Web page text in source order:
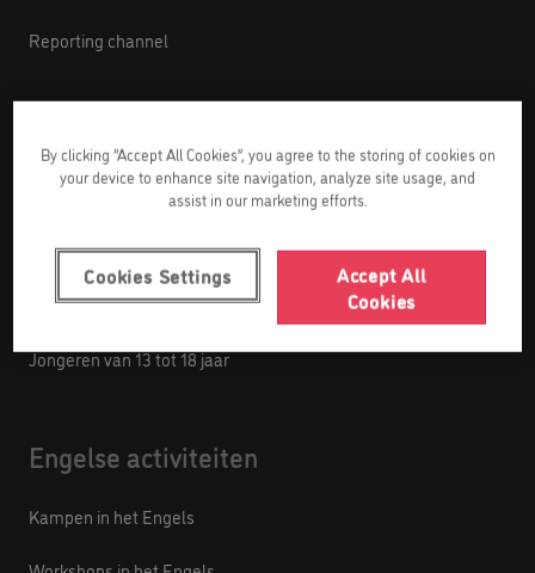
Reporting channel
Baby’s van 1 tot 2 jaar
Kinderen van 3 tot 8 jaar
Kinderen van 9 tot 12 jaar
Jongeren van 13 tot 18 jaar
Engelse activiteiten
Kampen in het Engels
By clicking “Accept All Cookies”, you agree to the storing of cookies on
your device to enhance site navigation, analyze site usage, and
assist in our marketing efforts.
Accept All
Cookies
Cookies Settings